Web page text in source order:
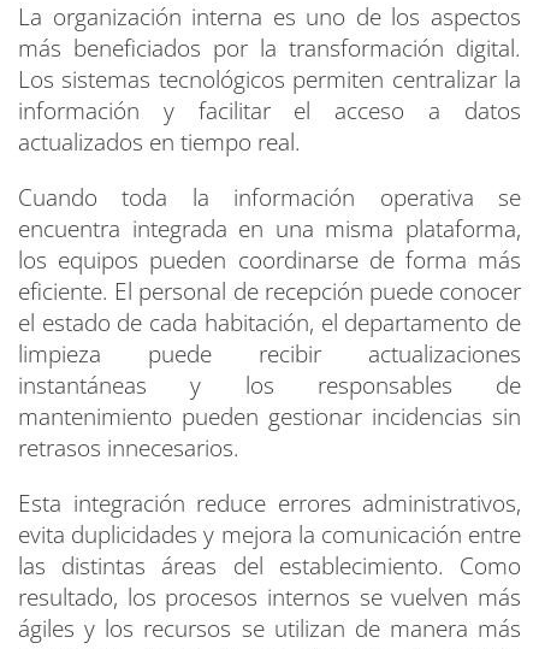
La organización interna es uno de los aspectos
más beneficiados por la transformación digital.
Los sistemas tecnológicos permiten centralizar la
información y facilitar el acceso a datos
actualizados en tiempo real.
Cuando toda la información operativa se
encuentra integrada en una misma plataforma,
los equipos pueden coordinarse de forma más
eficiente. El personal de recepción puede conocer
el estado de cada habitación, el departamento de
limpieza puede recibir actualizaciones
instantáneas y los responsables de
mantenimiento pueden gestionar incidencias sin
retrasos innecesarios.
Esta integración reduce errores administrativos,
evita duplicidades y mejora la comunicación entre
las distintas áreas del establecimiento. Como
resultado, los procesos internos se vuelven más
ágiles y los recursos se utilizan de manera más